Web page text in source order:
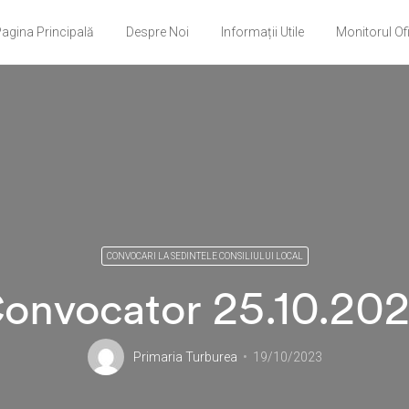
Principală Despre Noi Informații Utile Monitorul
CONVOCARI LA SEDINTELE CONSILIULUI LOCAL
Primaria Turburea 19/10/2023